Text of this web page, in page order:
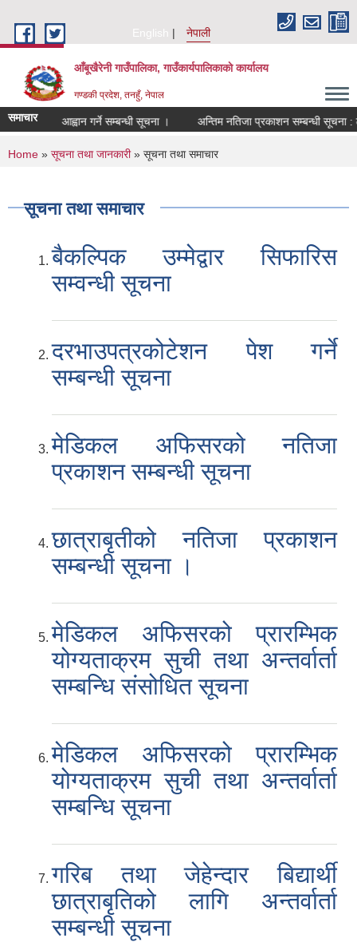
English
नेपाली
आँबूखैरेनी गाउँपालिका, गाउँकार्यपालिकाकाे कार्यालय
गण्डकी प्रदेश, तनहुँ, नेपाल
समाचारगर्ने सम्बन्धी सूचना । अन्तिम नतिजा प्रकाशन सम्बन्धी सूचना : लघु उद्धम
You are here
Home » सूचना तथा जानकारी» सूचना तथा समाचार
सूचना तथा समाचार
बैकल्पिक उम्मेद्वार सिफारिस
सम्वन्धी सूचना
दरभाउपत्रकोटेशन पेश गर्ने
सम्बन्धी सूचना
मेडिकल अफिसरको नतिजा
प्रकाशन सम्बन्धी सूचना
छात्राबृतीको नतिजा प्रकाशन
सम्बन्धी सूचना ।
मेडिकल अफिसरको प्रारम्भिक
योग्यताक्रम सुची तथा अन्तर्वार्ता
सम्बन्धि संसोधित सूचना
मेडिकल अफिसरको प्रारम्भिक
योग्यताक्रम सुची तथा अन्तर्वार्ता
सम्बन्धि सूचना
गरिब तथा जेहेन्दार बिद्यार्थी
छात्राबृतिको लागि अन्तर्वार्ता
सम्बन्धी सूचना